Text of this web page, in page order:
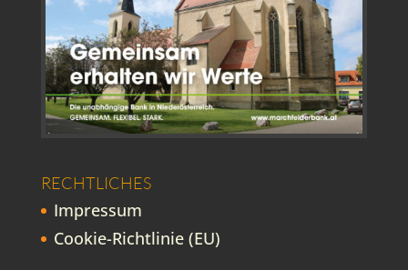
RECHTLICHES
Impressum
Cookie-Richtlinie (EU)